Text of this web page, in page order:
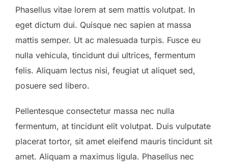
Phasellus vitae lorem at sem mattis volutpat. In
eget dictum dui. Quisque nec sapien at massa
mattis semper. Ut ac malesuada turpis. Fusce eu
nulla vehicula, tincidunt dui ultrices, fermentum
felis. Aliquam lectus nisi, feugiat ut aliquet sed,
posuere sed libero.
Pellentesque consectetur massa nec nulla
fermentum, at tincidunt elit volutpat. Duis vulputate
placerat tortor, sit amet eleifend mauris tincidunt sit
amet. Aliquam a maximus ligula. Phasellus nec